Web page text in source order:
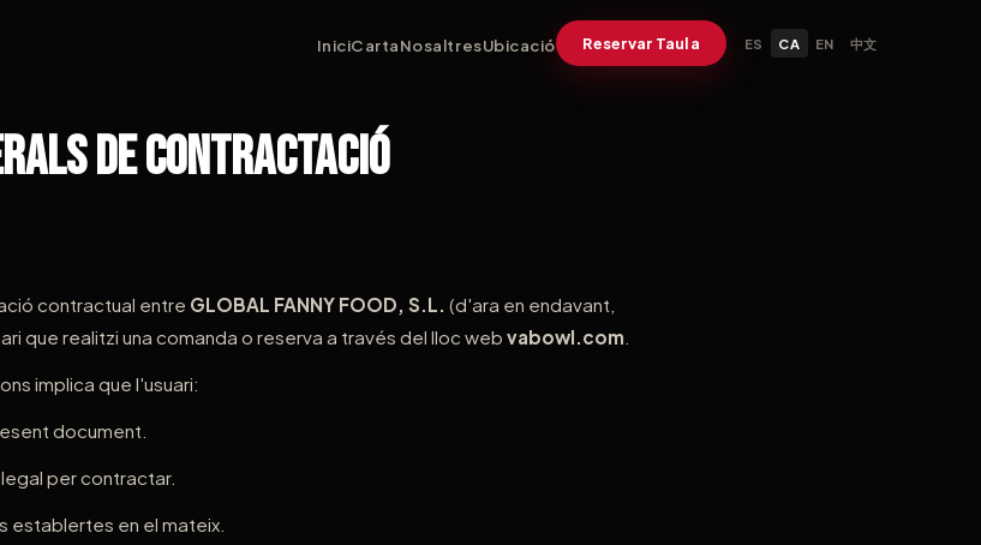
IniciCartaNosaltresUbicació Reservar Taula ES CA EN 中文
de Contractació
contractual entre GLOBAL FANNY FOOD, S.L. (d'ara en endavant,
que realitzi una comanda o reserva a través del lloc web vabowl.com
implica que l'usuari:
document.
per contractar.
establertes en el mateix.